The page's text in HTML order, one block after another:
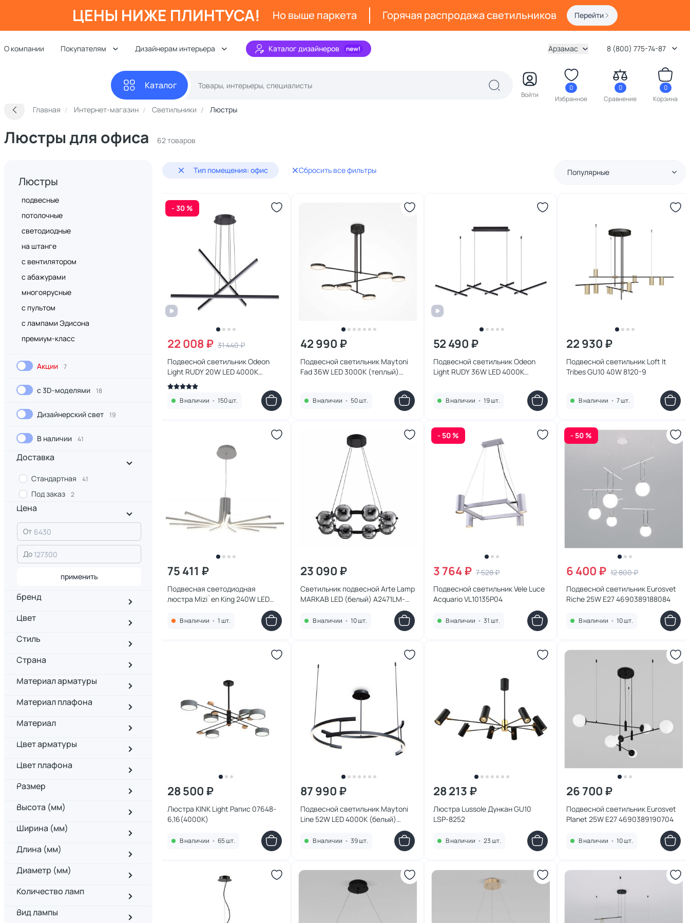
ЦЕНЫ НИЖЕ ПЛИНТУСА! Но выше паркета Горячая распродажа светильников Перейти
О компании Покупателям Дизайнерам интерьера Каталог дизайнеров Арзамас 8 (800) 775-74-87
Каталог
Войти
0
Избранное
0
Сравнение
0
Корзина
Главная Интернет-магазин Светильники Люстры
Люстры для офиса 62 товаров
Люстры
подвесные
потолочные
светодиодные
на штанге
с вентилятором
с абажурами
многоярусные
с пультом
с лампами Эдисона
премиум-класс
Акции 7
с 3D-моделями 18
Дизайнерский свет 19
В наличии 41
Доставка
Стандартная 41
Под заказ 2
Цена
От
До
применить
Бренд
Цвет
Стиль
Страна
Материал арматуры
Материал плафона
Материал
Цвет арматуры
Цвет плафона
Размер
Высота (мм)
Ширина (мм)
Длина (мм)
Диаметр (мм)
Количество ламп
Вид лампы
Тип помещения: офис Сбросить все фильтры Популярные
- 30 %
22 008 ₽ 31 440 ₽
Подвесной светильник Odeon
Light RUDY 20W LED 4000К
(белый) 3890/48L
В наличии • 150 шт.
42 990 ₽
Подвесной светильник Maytoni
Fad 36W LED 3000К (теплый)
В наличии • 50 шт.
52 490 ₽
Подвесной светильник Odeon
Light RUDY 36W LED 4000К
В наличии • 19 шт.
22 930 ₽
Подвесной светильник Loft It
Tribes GU10 40W 8120-9
В наличии • 7 шт.
75 411 ₽
Подвесная светодиодная
люстра Mizi`en King 240W LED
холодный) MZ31510-1200
В наличии • 1 шт.
23 090 ₽
Светильник подвесной Arte Lamp
MARKAB LED (белый) A2471LM-
В наличии • 10 шт.
- 50 %
3 764 ₽ 7 528 ₽
Подвесной светильник Vele Luce
Acquario VL10135P04
В наличии • 31 шт.
- 50 %
6 400 ₽ 12 800 ₽
Подвесной светильник Eurosvet
Riche 25W E27 4690389188084
В наличии • 10 шт.
28 500 ₽
Люстра KINK Light Рапис 07648-
6,16(4000K)
В наличии • 65 шт.
87 990 ₽
Подвесной светильник Maytoni
Line 52W LED 4000К (белый)
В наличии • 39 шт.
28 213 ₽
Люстра Lussole Дункан GU10
LSP-8252
В наличии • 23 шт.
26 700 ₽
Подвесной светильник Eurosvet
Planet 25W E27 4690389190704
В наличии • 10 шт.